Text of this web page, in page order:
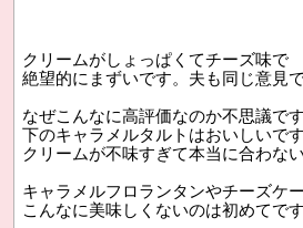
クリームがしょっぱくてチーズ味で
絶望的にまずいです。夫も同じ意見で
なぜこんなに高評価なのか不思議です
下のキャラメルタルトはおいしいです
クリームが不味すぎて本当に合わない
キャラメルフロランタンやチーズケ
こんなに美味しくないのは初めてです